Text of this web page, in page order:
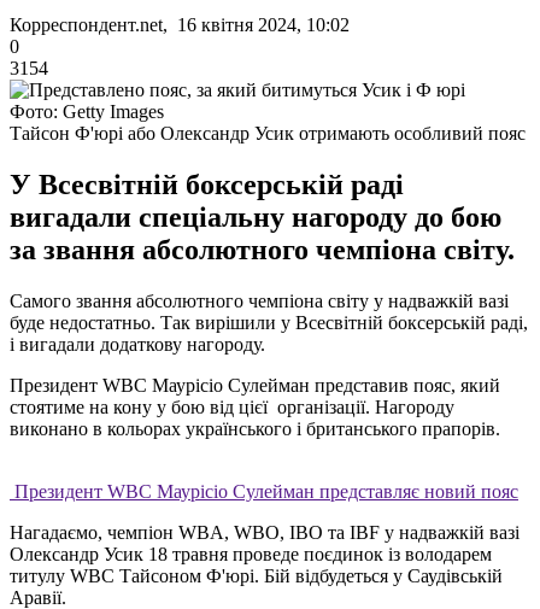
Корреспондент.net, 16 квітня 2024, 10:02
0
3154
Фото: Getty Images
Тайсон Ф'юрі або Олександр Усик отримають особливий пояс
У Всесвітній боксерській раді
вигадали спеціальну нагороду до бою
за звання абсолютного чемпіона світу.
Самого звання абсолютного чемпіона світу у надважкій вазі
буде недостатньо. Так вирішили у Всесвітній боксерській раді,
і вигадали додаткову нагороду.
Президент WBC Маурісіо Сулейман представив пояс, який
стоятиме на кону у бою від цієї організації. Нагороду
виконано в кольорах українського і британського прапорів.
Президент WBC Маурісіо Сулейман представляє новий пояс
Нагадаємо, чемпіон WBA, WBO, IBO та IBF у надважкій вазі
Олександр Усик 18 травня проведе поєдинок із володарем
титулу WBC Тайсоном Ф'юрі. Бій відбудеться у Саудівській
Аравії.